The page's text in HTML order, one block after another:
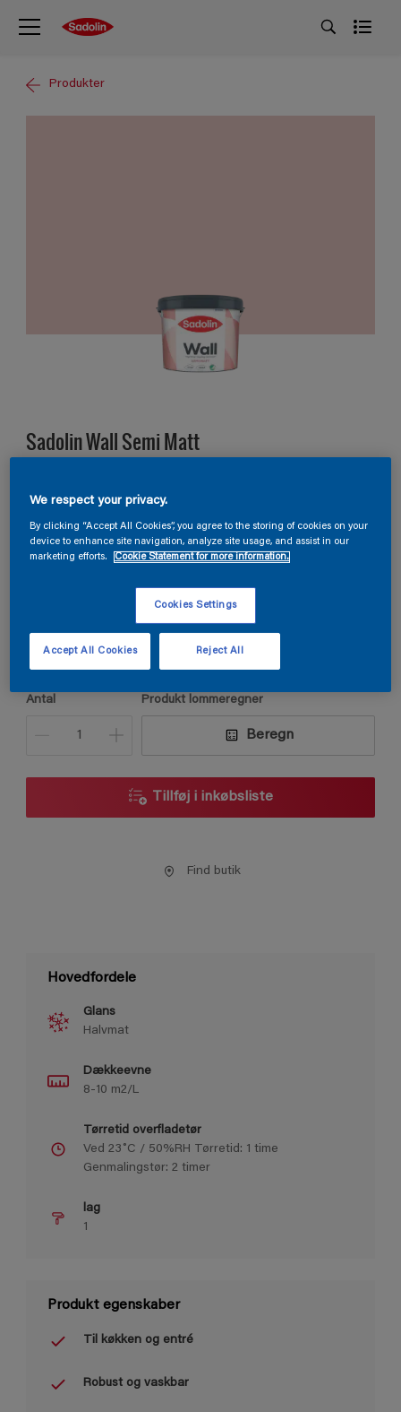
Produkter
Sadolin Wall Semi Matt
2,5L
Antal Produkt lommeregner
Beregn
Tillføj i inkøbsliste
Find butik
Hovedfordele
Glans
Halvmat
Dækkeevne
8-10 m2/L
Tørretid overfladetør
Ved 23˚C / 50%RH Tørretid: 1 time
Genmalingstør: 2 timer
lag
1
Produkt egenskaber
Til køkken og entré
Robust og vaskbar
We respect your privacy.
By clicking “Accept All Cookies”, you agree to the storing of cookies on your
device to enhance site navigation, analyze site usage, and assist in our
marketing efforts.
Cookie Statement for more information.
Cookies Settings
Reject All
Accept All Cookies